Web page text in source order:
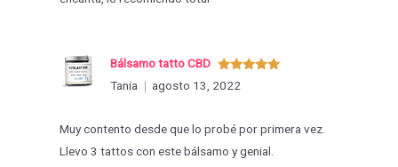
Valorado
con
Bálsamo tatto CBD
Tania
agosto 13, 2022
Muy contento desde que lo probé por primera vez.
Llevo 3 tattos con este bálsamo y genial.